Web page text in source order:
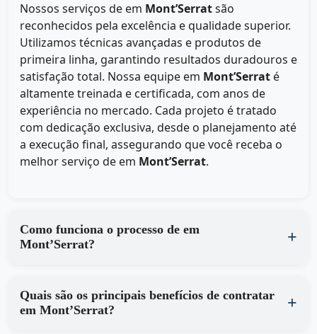
Nossos serviços de em Mont’Serratsão
reconhecidos pela excelência e qualidade superior.
Utilizamos técnicas avançadas e produtos de
primeira linha, garantindo resultados duradouros e
satisfação total. Nossa equipe em Mont’Serrat é
altamente treinada e certificada, com anos de
experiência no mercado. Cada projeto é tratado
com dedicação exclusiva, desde o planejamento até
a execução final, assegurando que você receba o
melhor serviço de em Mont’Serrat.
Como funciona o processo de em
Mont’Serrat?
Quais são os principais benefícios de contratar
em Mont’Serrat?